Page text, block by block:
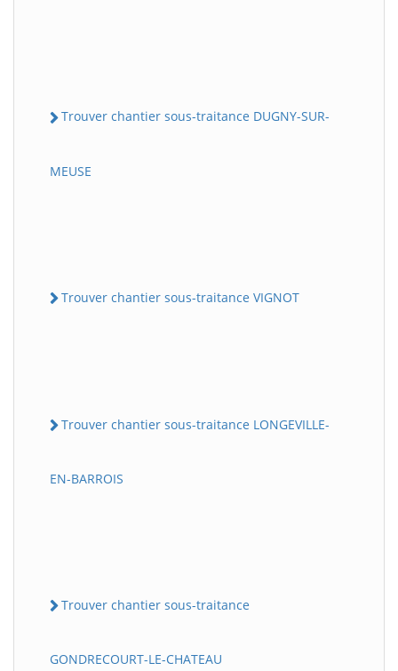
Trouver chantier sous-traitance DUGNY-SUR-
MEUSE
Trouver chantier sous-traitance VIGNOT
Trouver chantier sous-traitance LONGEVILLE-
EN-BARROIS
Trouver chantier sous-traitance
GONDRECOURT-LE-CHATEAU